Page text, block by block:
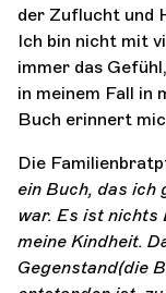
der Zuflucht und
Ich bin nicht mit
immer das
in meinem Fall in
Buch erinnert
Die
ein Buch, das ich
war. Es ist nichts
meine Kindheit.
Gegenstand(die